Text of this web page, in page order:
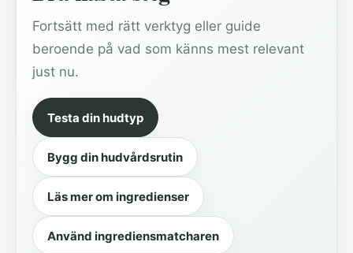
Fortsätt med rätt verktyg eller guide
beroende på vad som känns mest relevant
just nu.
Testa din hudtyp
Bygg din hudvårdsrutin
Läs mer om ingredienser
Använd ingrediensmatcharen